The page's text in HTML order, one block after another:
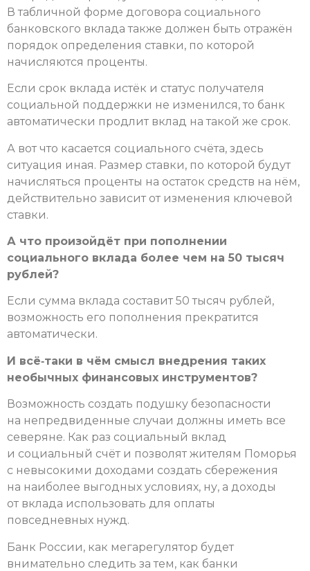
В табличной форме договора социального
банковского вклада также должен быть отражён
порядок определения ставки, по которой
начисляются проценты.
Если срок вклада истёк и статус получателя
социальной поддержки не изменился, то банк
автоматически продлит вклад на такой же срок.
А вот что касается социального счёта, здесь
ситуация иная. Размер ставки, по которой будут
начисляться проценты на остаток средств на нём,
действительно зависит от изменения ключевой
ставки.
А что произойдёт при пополнении
социального вклада более чем на 50 тысяч
рублей?
Если сумма вклада составит 50 тысяч рублей,
возможность его пополнения прекратится
автоматически.
И всё‑таки в чём смысл внедрения таких
необычных финансовых инструментов?
Возможность создать подушку безопасности
на непредвиденные случаи должны иметь все
северяне. Как раз социальный вклад
и социальный счёт и позволят жителям Поморья
с невысокими доходами создать сбережения
на наиболее выгодных условиях, ну, а доходы
от вклада использовать для оплаты
повседневных нужд.
Банк России, как мегарегулятор будет
внимательно следить за тем, как банки